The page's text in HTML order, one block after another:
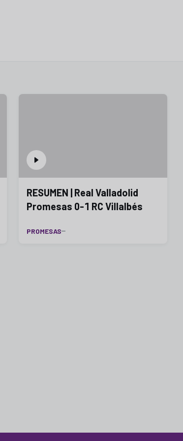
RESUMEN | Real Valladolid
Promesas 0-1 RC Villalbés
PROMESAS